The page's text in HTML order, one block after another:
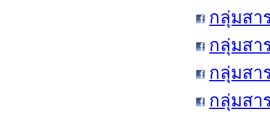
กลุ่มสา
กลุ่มสา
กลุ่มสา
กลุ่มสา